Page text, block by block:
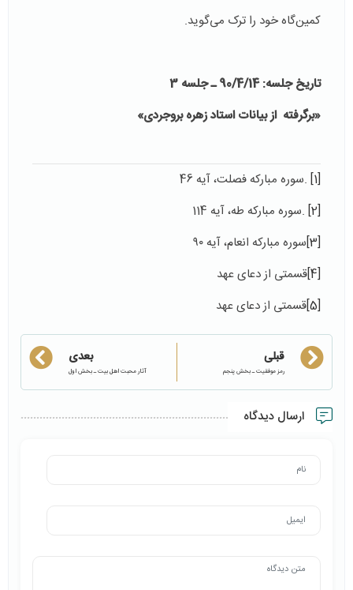
کمین‌گاه خود را ترک می‌گوید.
تاریخ جلسه: 90/4/14 ـ جلسه 3
«برگرفته از بیانات استاد زهره بروجردی»
[1] .سوره مبارکه فصلت، آیه 46
[2]
.سوره مبارکه طه، آیه 114
[3] سوره مبارکه انعام، آیه ۹۰
[4] قسمتی از دعای عهد
[5] قسمتی از دعای عهد
قبلی
رمز موفقیت ـ بخش پنجم
بعدی
آثار محبت اهل بیت ـ بخش اول
ارسال دیدگاه